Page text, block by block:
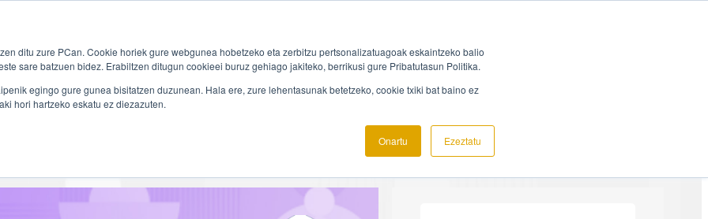
ditu zure PCan. Cookie horiek gure webgunea hobetzeko eta zerbitzu pertsonalizatuagoak eskaintzeko balio
sare batzuen bidez. Erabiltzen ditugun cookieei buruz gehiago jakiteko, berrikusi gure Pribatutasun Politika.
egingo gure gunea bisitatzen duzunean. Hala ere, zure lehentasunak betetzeko, cookie txiki bat baino ez
hori hartzeko eskatu ez diezazuten.
Onartu Ezeztatu
Gaika Kontsultak Hizkuntzaren Teknologia Euskal Ondarea Kontaktua